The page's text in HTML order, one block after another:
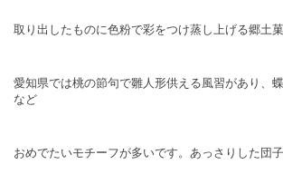
取り出したものに色粉で彩をつけ蒸し上げる郷土菓
愛知県では桃の節句で雛人形供える風習があり、
など
おめでたいモチーフが多いです。あっさりした団